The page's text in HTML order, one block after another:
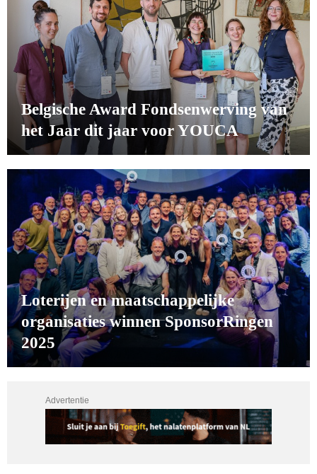
Belgische Award Fondsenwerving van
het Jaar dit jaar voor YOUCA
Loterijen en maatschappelijke
organisaties winnen SponsorRingen
2025
Advertentie